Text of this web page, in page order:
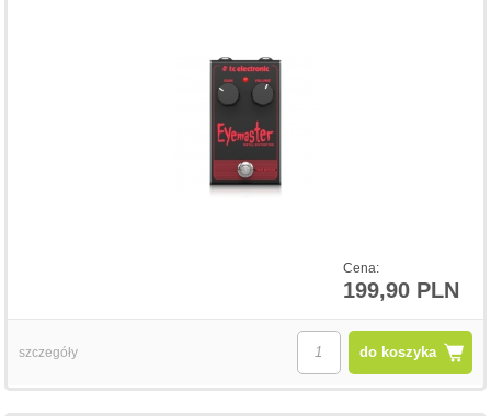
Cena:
199,90 PLN
do koszyka
szczegóły